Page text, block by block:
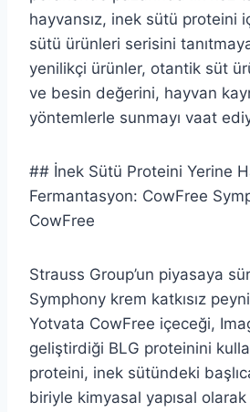
hayvansız, inek sütü proteini
sütü ürünleri serisini
yenilikçi ürünler, otantik süt
ve besin değerini, hayvan
yöntemlerle sunmayı vaat
## İnek Sütü Proteini Yerine
Fermantasyon: CowFree
CowFree
Strauss Group’un piyasaya
Symphony krem katkısız
Yotvata CowFree içeceği,
geliştirdiği BLG proteinini
proteini, inek sütündeki
biriyle kimyasal yapısal